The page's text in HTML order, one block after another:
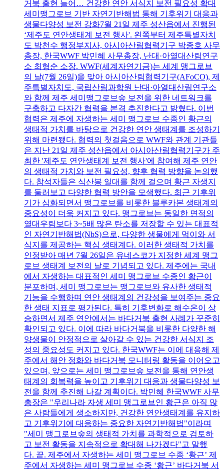
거북 출현 늘어… 건강한 연안 서식지 보전 필요성 확대
세미맹그로브 기반 자연기반해법 통해 기후위기 대응과
생물다양성 보전 강화7월 21일 제주 성산읍에서 진행된
‘제주도 연안생태계 보전 행사'. 왼쪽부터 제주특별자치
도 박천수 행정부지사, 아시아산림협력기구 박종호 사무
총장, 한국WWF 박민혜 사무총장, 난대·아열대산림연구
소 최형순 소장. WWF(세계자연기금)는 세계 맹그로브
의 날(7월 26일)을 맞아 아시아산림협력기구(AFoCO), 제
주특별자치도, 국립산림과학원 난대·아열대산림연구소
와 함께 제주 세미맹그로브숲 보전을 위한 네트워크를
구축하고 다자간 협력을 본격 추진한다고 밝혔다. 이번
협력은 제주에 자생하는 세미 맹그로브 수종인 황근의
생태적 가치를 바탕으로 건강한 연안 생태계를 조성하기
위해 마련됐다. 협력의 첫걸음으로 WWF와 관계 기관들
은 지난 21일 제주 성산읍에서 아시아산림협력기구가 주
최한 '제주도 연안생태계 보전 행사'에 참여해 제주 연안
의 생태적 가치와 보전 필요성, 향후 협력 방향을 논의했
다. 참석자들은 식산봉 일대를 함께 걸으며 황근 자생지
를 둘러보고 다양한 협력 방안을 모색했다. 최근 기후위
기가 심화되면서 맹그로브를 비롯한 블루카본 생태계의
중요성이 더욱 커지고 있다. 맹그로브는 동일한 면적의
열대우림보다 3~5배 많은 탄소를 저장할 수 있는 대표적
인 자연기반해법(NbS)으로, 다양한 생물에게 먹이와 서
식지를 제공하는 핵심 생태계다. 이러한 생태적 가치를
인정받아 매년 7월 26일은 유네스코가 지정한 세계 맹그
로브 생태계 보전의 날로 기념되고 있다. 제주에는 국내
에서 자생하는 대표적인 세미 맹그로브 수종인 황근이
분포하며, 세미 맹그로브는 맹그로브와 유사한 생태적
기능을 수행하며 연안 생태계의 건강성을 보여주는 중요
한 생태 지표로 평가된다. 특히 기후변화로 해수온이 상
승하면서 제주 연안에서는 바다거북 출현 사례가 꾸준히
확인되고 있다. 이에 따라 바다거북을 비롯한 다양한 해
양생물이 안정적으로 살아갈 수 있는 건강한 서식지 조
성의 중요성도 커지고 있다. 한국WWF는 이에 대응해 제
주에서 해안 정화와 바다거북 모니터링 활동을 이어오고
있으며, 앞으로는 세미 맹그로브숲 보전을 통해 연안생
태계의 회복력을 높이고 기후위기 대응과 생물다양성 보
전을 함께 추진해 나갈 계획이다. 박민혜 한국WWF 사무
총장은 "우리나라 자생 세미 맹그로브인 황근은 아직 많
은 사람들에게 생소하지만, 건강한 연안생태계를 유지하
고 기후위기에 대응하는 중요한 자연기반해법"이라며
"세미 맹그로브숲의 생태적 가치를 과학적으로 검토하
고 보전 활동을 지속적으로 확대해 나가겠다"고 말했
다. 끝. 제주에서 자생하는 세미 맹그로브 수종 ‘황근’ 제
주에서 자생하는 세미 맹그로브 수종 ‘황근’ 바다거북 서